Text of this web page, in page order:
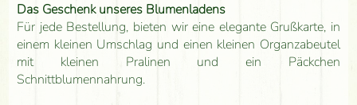
Das Geschenk unseres Blumenladens
Für jede Bestellung, bieten wir eine elegante Grußkarte, in
einem kleinen Umschlag und einen kleinen Organzabeutel
mit kleinen Pralinen und ein Päckchen
Schnittblumennahrung.